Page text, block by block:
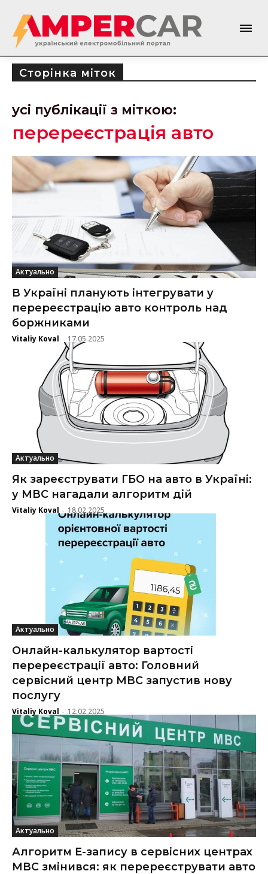
Сторінка міток
усі публікації з міткою:
перереєстрація авто
Актуально
В Україні планують інтегрувати у
перереєстрацію авто контроль над
боржниками
Vitaliy Koval - 17.05.2025
Актуально
Як зареєструвати ГБО на авто в Україні:
у МВС нагадали алгоритм дій
Vitaliy Koval - 18.02.2025
Актуально
Онлайн-калькулятор вартості
перереєстрації авто: Головний
сервісний центр МВС запустив нову
послугу
Vitaliy Koval - 12.02.2025
Актуально
Алгоритм Е-запису в сервісних центрах
МВС змінився: як перереєструвати авто